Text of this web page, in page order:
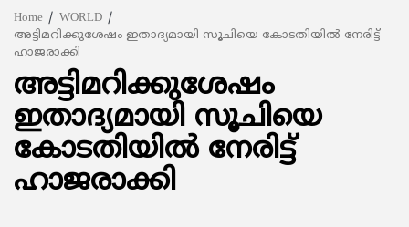
Home
WORLD
അട്ടിമറിക്കുശേഷം ഇതാദ്യമായി സൂചിയെ കോടതിയില്‍ നേരിട്ട്
ഹാജരാക്കി
അട്ടിമറിക്കുശേഷം
ഇതാദ്യമായി സൂചിയെ
കോടതിയില്‍ നേരിട്ട്
ഹാജരാക്കി